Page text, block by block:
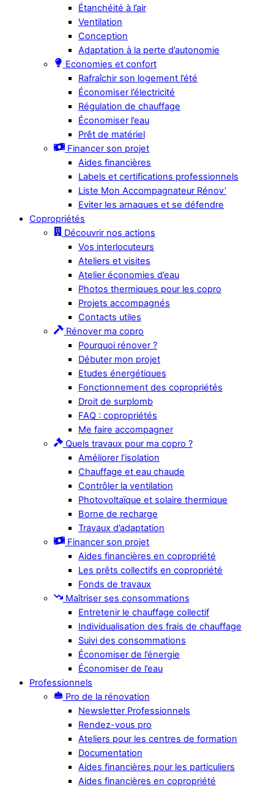
Étanchéité à l’air
Ventilation
Conception
Adaptation à la perte d’autonomie
Economies et confort
Rafraîchir son logement l’été
Économiser l’électricité
Régulation de chauffage
Économiser l’eau
Prêt de matériel
Financer son projet
Aides financières
Labels et certifications professionnels
Liste Mon Accompagnateur Rénov’
Eviter les arnaques et se défendre
Copropriétés
Découvrir nos actions
Vos interlocuteurs
Ateliers et visites
Atelier économies d’eau
Photos thermiques pour les copro
Projets accompagnés
Contacts utiles
Rénover ma copro
Pourquoi rénover ?
Débuter mon projet
Etudes énergétiques
Fonctionnement des copropriétés
Droit de surplomb
FAQ : copropriétés
Me faire accompagner
Quels travaux pour ma copro ?
Améliorer l’isolation
Chauffage et eau chaude
Contrôler la ventilation
Photovoltaïque et solaire thermique
Borne de recharge
Travaux d’adaptation
Financer son projet
Aides financières en copropriété
Les prêts collectifs en copropriété
Fonds de travaux
Maîtriser ses consommations
Entretenir le chauffage collectif
Individualisation des frais de chauffage
Suivi des consommations
Économiser de l’énergie
Économiser de l’eau
Professionnels
Pro de la rénovation
Newsletter Professionnels
Rendez-vous pro
Ateliers pour les centres de formation
Documentation
Aides financières pour les particuliers
Aides financières en copropriété